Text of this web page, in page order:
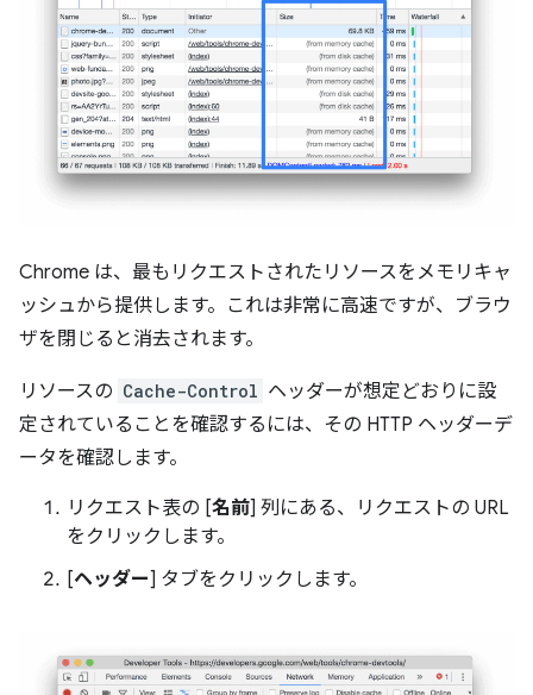
Chrome は、最もリクエストされたリソースをメモリキャ
ッシュから提供します。これは非常に高速ですが、ブラウ
ザを閉じると消去されます。
リソースの Cache-Control ヘッダーが想定どおりに設
定されていることを確認するには、その HTTP ヘッダーデ
ータを確認します。
リクエスト表の [名前] 列にある、リクエストの URL
をクリックします。
[ヘッダー] タブをクリックします。